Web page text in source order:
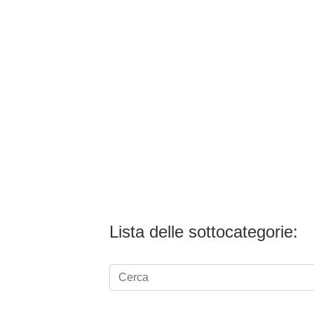
Lista delle sottocategorie: